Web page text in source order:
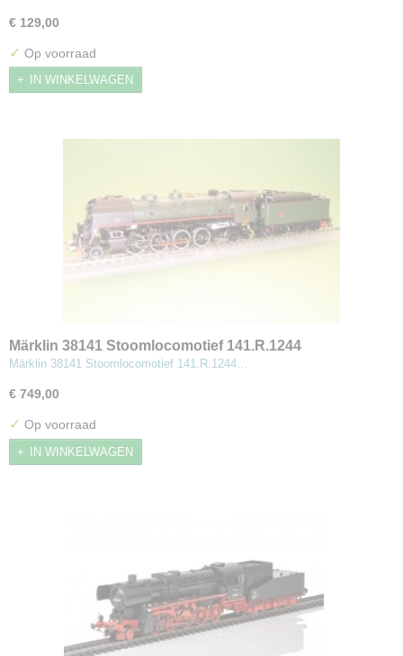
€ 129,00
✓ Op voorraad
IN WINKELWAGEN
Märklin 38141 Stoomlocomotief 141.R.1244
Märklin 38141 Stoomlocomotief 141.R.1244…
€ 749,00
✓ Op voorraad
IN WINKELWAGEN